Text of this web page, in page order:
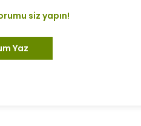
siz yapın!
Yaz